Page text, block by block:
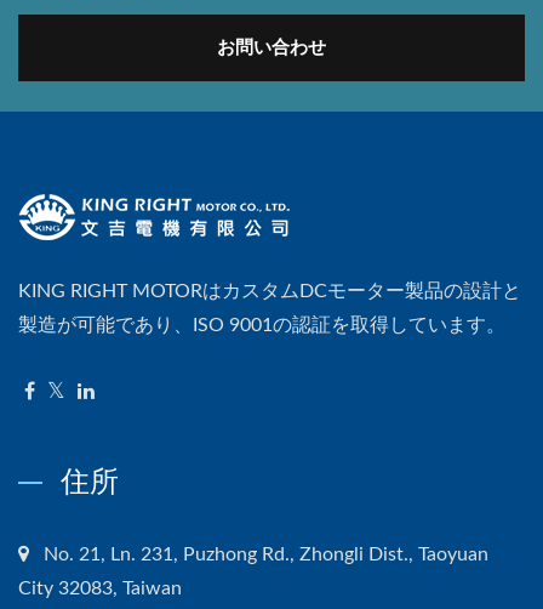
お問い合わせ
KING RIGHT MOTORはカスタムDCモーター製品の設計と
製造が可能であり、ISO 9001の認証を取得しています。
住所
No. 21, Ln. 231, Puzhong Rd., Zhongli Dist., Taoyuan
City 32083, Taiwan